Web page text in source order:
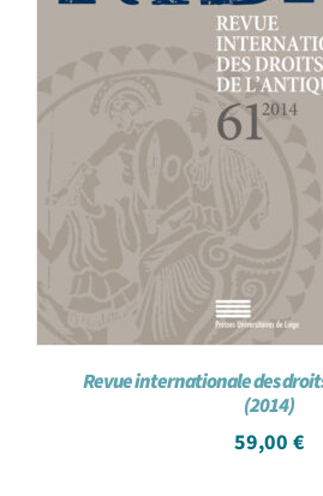
Revue internationale des
(2014)
59,00 €